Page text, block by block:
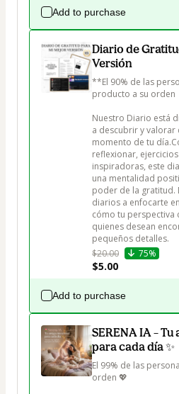
Add to purchase
Diario de
Versión
**El 90% de las
producto a su orden
Nuestro Diario está
a descubrir y valorar
momento de tu
reflexionar,
inspiradoras, este
una mentalidad
poder de la gratitud.
diarios a enfocarte
cómo tu perspectiva
quienes desean
pequeños detalles.
$20.00
75%
$5.00
Add to purchase
SERENA IA –
para cada día ✨
El 99% de las
orden 💖